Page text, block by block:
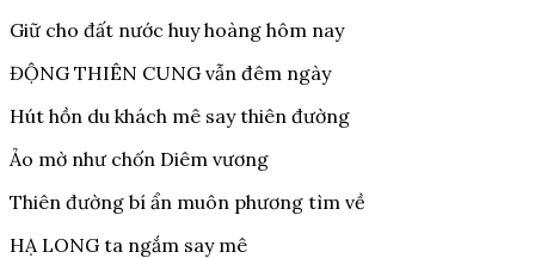
Giữ cho đất nước huy hoàng hôm nay
ĐỘNG THIÊN CUNG vẫn đêm ngày
Hút hồn du khách mê say thiên đường
Ảo mờ như chốn Diêm vương
Thiên đường bí ẩn muôn phương tìm về
HẠ LONG ta ngắm say mê